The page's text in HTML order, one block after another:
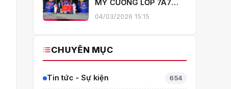
MỸ CƯỜNG LỚP 7A7
TỎA SÁNG TẠI THÁI
LAN – MANG VỀ HUY
04/03/2026 15:15
CHUYÊN MỤC
Tin tức - Sự kiện 654